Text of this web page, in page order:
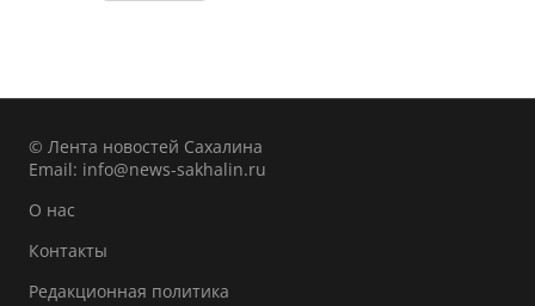
© Лента новостей Сахалина
Email: info@news-sakhalin.ru
О нас
Контакты
Редакционная политика